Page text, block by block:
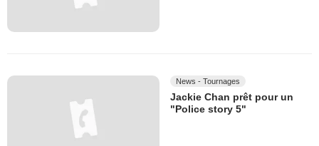
News - Tournages
Jackie Chan prêt pour un
"Police story 5"